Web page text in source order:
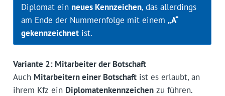
Diplomat ein neues Kennzeichen, das allerdings
am Ende der Nummernfolge mit einem „A“
gekennzeichnetist.
Variante 2: Mitarbeiter der Botschaft
Auch Mitarbeitern einer Botschaftist es erlaubt, an
ihrem Kfz ein Diplomatenkennzeichenzu führen.